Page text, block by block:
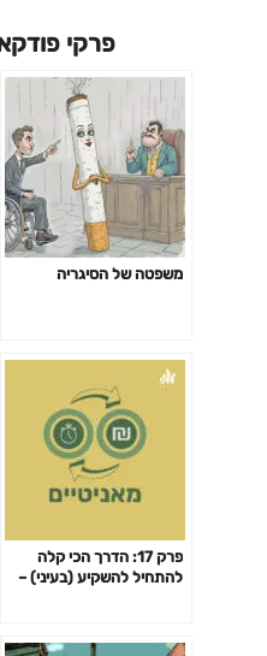
פרקי
משפטה של הסיגריה
פרק 17: הדרך הכי קלה
להתחיל להשקיע (בעיני) –